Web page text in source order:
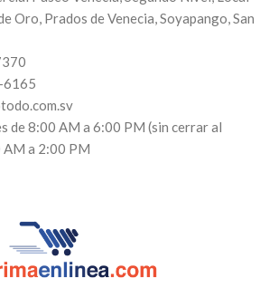
Oro, Prados de Venecia, Soyapango, San
6165
de 8:00 AM a 6:00 PM (sin cerrar al
AM a 2:00 PM